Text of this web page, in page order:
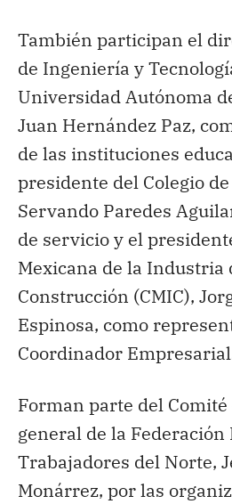
También participan el
de Ingeniería y
Universidad Autónoma
Juan Hernández Paz,
de las instituciones
presidente del Colegio
Servando Paredes
de servicio y el
Mexicana de la Industria
Construcción (CMIC),
Espinosa, como
Coordinador
Forman parte del
general de la Federación
Trabajadores del Norte,
Monárrez, por las